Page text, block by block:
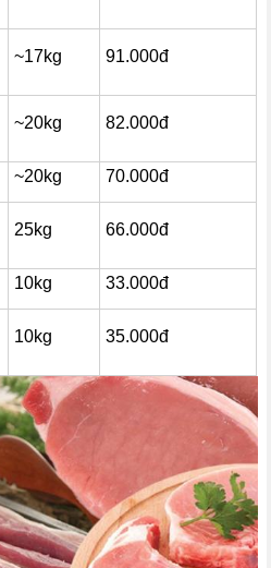
~17kg 91.000đ
~20kg 82.000đ
~20kg 70.000đ
25kg 66.000đ
10kg 33.000đ
10kg 35.000đ